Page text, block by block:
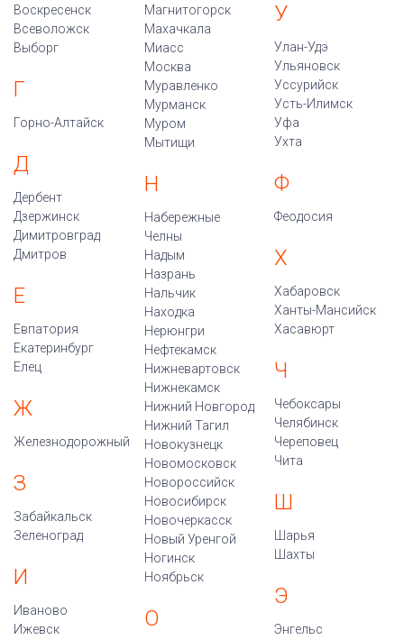
Воскресенск
Всеволожск
Выборг
Г
Горно-Алтайск
Д
Дербент
Дзержинск
Димитровград
Дмитров
Е
Евпатория
Екатеринбург
Елец
Ж
Железнодорожный
З
Забайкальск
Зеленоград
И
Иваново
Ижевск
Магнитогорск
Махачкала
Миасс
Москва
Муравленко
Мурманск
Муром
Мытищи
Н
Набережные
Челны
Надым
Назрань
Нальчик
Находка
Нерюнгри
Нефтекамск
Нижневартовск
Нижнекамск
Нижний Новгород
Нижний Тагил
Новокузнецк
Новомосковск
Новороссийск
Новосибирск
Новочеркасск
Новый Уренгой
Ногинск
Ноябрьск
О
У
Улан-Удэ
Ульяновск
Уссурийск
Усть-Илимск
Уфа
Ухта
Ф
Феодосия
Х
Хабаровск
Ханты-Мансийск
Хасавюрт
Ч
Чебоксары
Челябинск
Череповец
Чита
Ш
Шарья
Шахты
Э
Энгельс